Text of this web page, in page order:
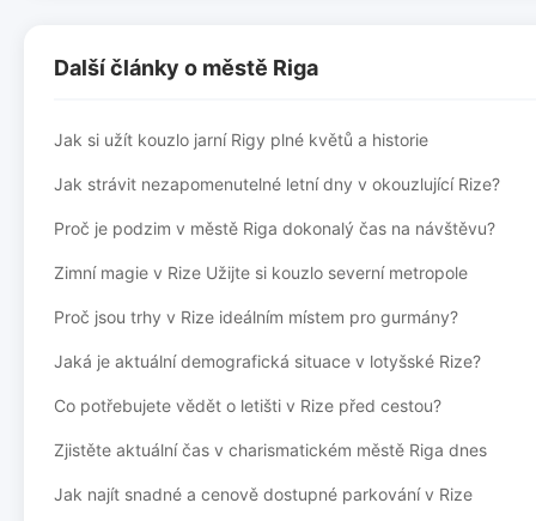
Další články o městě Riga
Jak si užít kouzlo jarní Rigy plné květů a historie
Jak strávit nezapomenutelné letní dny v okouzlující Rize?
Proč je podzim v městě Riga dokonalý čas na návštěvu?
Zimní magie v Rize Užijte si kouzlo severní metropole
Proč jsou trhy v Rize ideálním místem pro gurmány?
Jaká je aktuální demografická situace v lotyšské Rize?
Co potřebujete vědět o letišti v Rize před cestou?
Zjistěte aktuální čas v charismatickém městě Riga dnes
Jak najít snadné a cenově dostupné parkování v Rize